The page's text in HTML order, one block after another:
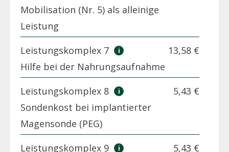
Mobilisation (Nr. 5) als alleinige
Leistung
Leistungskomplex 7
Hilfe bei der Nahrungsaufnahme
13,58 €
Leistungskomplex 8
Sondenkost bei implantierter
Magensonde (PEG)
5,43 €
Leistungskomplex 9
5,43 €